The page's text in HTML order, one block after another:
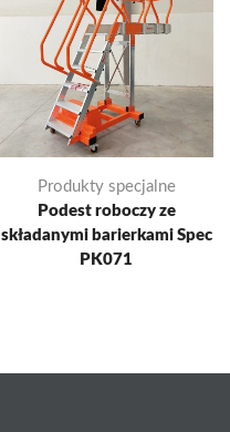
Produkty specjalne
Podest roboczy ze
składanymi barierkami Spec
PK071